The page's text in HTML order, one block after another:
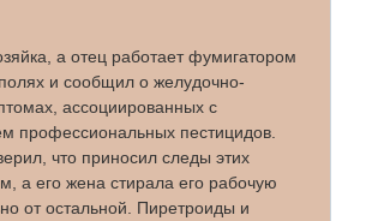
а отец работает фумигатором
и сообщил о желудочно-
ассоциированных с
профессиональных пестицидов.
что приносил следы этих
а его жена стирала его рабочую
от остальной. Пиретроиды и